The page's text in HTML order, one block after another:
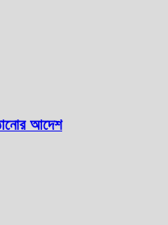
আদেশ